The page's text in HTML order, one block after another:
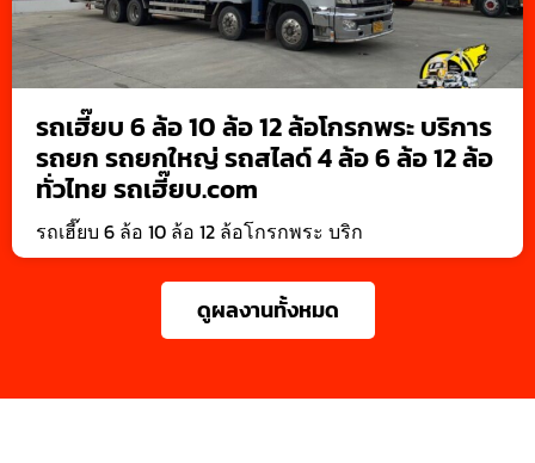
รถเฮี๊ยบ 6 ล้อ 10 ล้อ 12 ล้อโกรกพระ บริการ
รถยก รถยกใหญ่ รถสไลด์ 4 ล้อ 6 ล้อ 12 ล้อ
ทั่วไทย รถเฮี๊ยบ.com
รถเฮี๊ยบ 6 ล้อ 10 ล้อ 12 ล้อโกรกพระ บริก
ดูผลงานทั้งหมด